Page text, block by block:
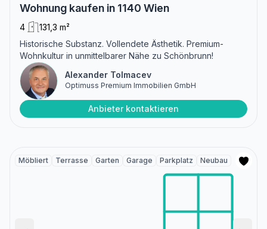
Wohnung kaufen in 1140 Wien
4
131,3 m²
Historische Substanz. Vollendete Ästhetik. Premium-
Wohnkultur in unmittelbarer Nähe zu Schönbrunn!
Alexander Tolmacev
Optimuss Premium Immobilien GmbH
Anbieter kontaktieren
Möbliert Terrasse Garten Garage Parkplatz Neubau